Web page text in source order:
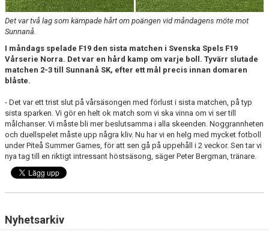
Det var två lag som kämpade hårt om poängen vid måndagens möte mot
Sunnanå.
I måndags spelade F19 den sista matchen i Svenska Spels F19
Vårserie Norra. Det var en hård kamp om varje boll. Tyvärr slutade
matchen 2-3 till Sunnanå SK, efter ett mål precis innan domaren
blåste.
- Det var ett trist slut på vårsäsongen med förlust i sista matchen, på typ
sista sparken. Vi gör en helt ok match som vi ska vinna om vi ser till
målchanser. Vi måste bli mer beslutsamma i alla skeenden. Noggrannheten
och duellspelet måste upp några kliv. Nu har vi en helg med mycket fotboll
under Piteå Summer Games, för att sen gå på uppehåll i 2 veckor. Sen tar vi
nya tag till en riktigt intressant höstsäsong, säger Peter Bergman, tränare.
Nyhetsarkiv